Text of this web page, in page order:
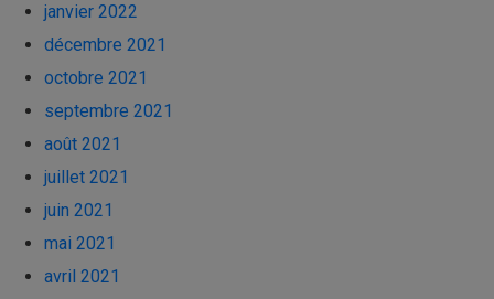
janvier 2022
décembre 2021
octobre 2021
septembre 2021
août 2021
juillet 2021
juin 2021
mai 2021
avril 2021